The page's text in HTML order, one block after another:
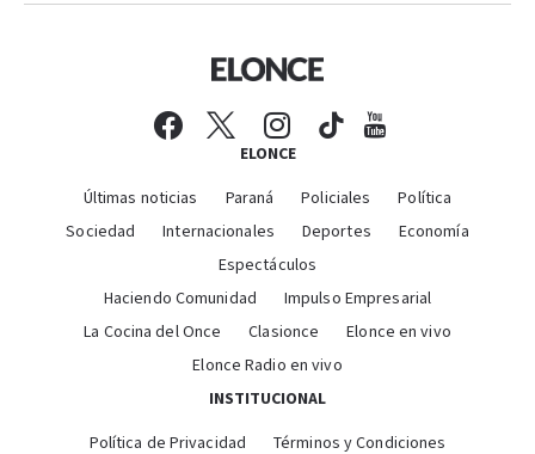
ELONCE
Últimas noticias Paraná Policiales
Política
Sociedad
Internacionales Deportes
Economía
Espectáculos
Haciendo Comunidad
Impulso Empresarial
La Cocina del Once
Clasionce
Elonce en vivo
Elonce Radio en vivo
INSTITUCIONAL
Política de Privacidad Términos y Condiciones